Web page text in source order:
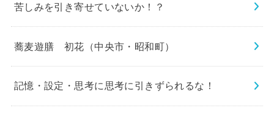
苦しみを引き寄せていないか！？
蕎麦遊膳 初花（中央市・昭和町）
記憶・設定・思考に思考に引きずられるな！